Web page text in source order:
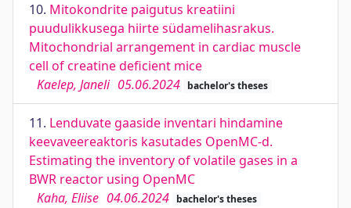
10. Mitokondrite paigutus kreatiini
puudulikkusega hiirte südamelihasrakus.
Mitochondrial arrangement in cardiac muscle
cell of creatine deficient mice
Kaelep, Janeli 05.06.2024 bachelor's theses
11. Lenduvate gaaside inventari hindamine
keevaveereaktoris kasutades OpenMC-d.
Estimating the inventory of volatile gases in a
BWR reactor using OpenMC
Kaha, Eliise 04.06.2024 bachelor's theses